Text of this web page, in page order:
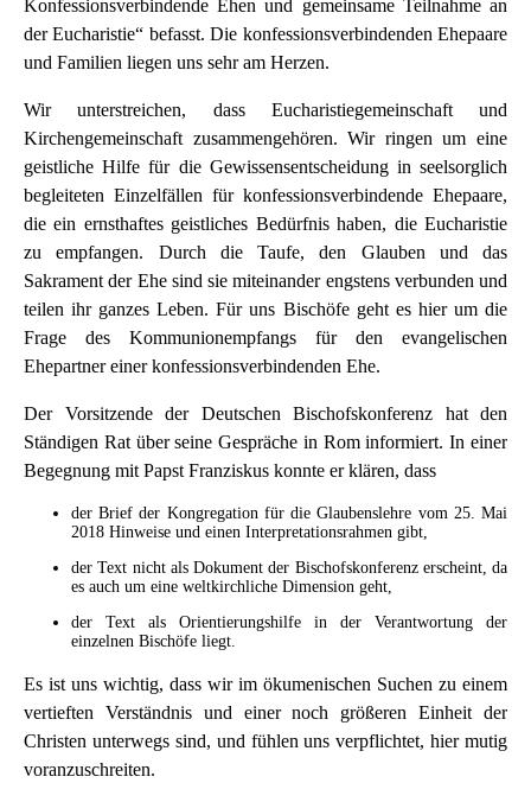
Konfessionsverbindende Ehen und gemeinsame Teilnahme an
der Eucharistie“ befasst. Die konfessionsverbindenden Ehepaare
und Familien liegen uns sehr am Herzen.
Wir unterstreichen, dass Eucharistiegemeinschaft und
Kirchengemeinschaft zusammengehören. Wir ringen um eine
geistliche Hilfe für die Gewissensentscheidung in seelsorglich
begleiteten Einzelfällen für konfessionsverbindende Ehepaare,
die ein ernsthaftes geistliches Bedürfnis haben, die Eucharistie
zu empfangen. Durch die Taufe, den Glauben und das
Sakrament der Ehe sind sie miteinander engstens verbunden und
teilen ihr ganzes Leben. Für uns Bischöfe geht es hier um die
Frage des Kommunionempfangs für den evangelischen
Ehepartner einer konfessionsverbindenden Ehe.
Der Vorsitzende der Deutschen Bischofskonferenz hat den
Ständigen Rat über seine Gespräche in Rom informiert. In einer
Begegnung mit Papst Franziskus konnte er klären, dass
der Brief der Kongregation für die Glaubenslehre vom 25. Mai
2018 Hinweise und einen Interpretationsrahmen gibt,
der Text nicht als Dokument der Bischofskonferenz erscheint, da
es auch um eine weltkirchliche Dimension geht,
der Text als Orientierungshilfe in der Verantwortung der
einzelnen Bischöfe liegt.
Es ist uns wichtig, dass wir im ökumenischen Suchen zu einem
vertieften Verständnis und einer noch größeren Einheit der
Christen unterwegs sind, und fühlen uns verpflichtet, hier mutig
voranzuschreiten.